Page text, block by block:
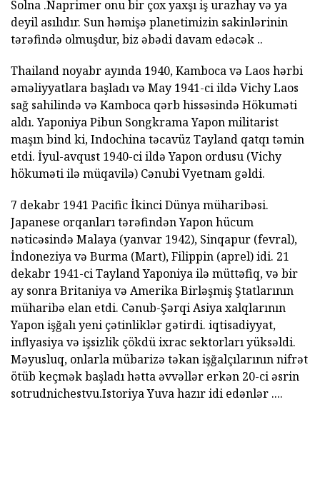
Solna .Naprimer onu bir çox yaxşı iş urazhay və ya
deyil asılıdır. Sun həmişə planetimizin sakinlərinin
tərəfində olmuşdur, biz əbədi davam edəcək ..
Thailand noyabr ayında 1940, Kamboca və Laos hərbi
əməliyyatlara başladı və May 1941-ci ildə Vichy Laos
sağ sahilində və Kamboca qərb hissəsində Hökuməti
aldı. Yaponiya Pibun Songkrama Yapon militarist
maşın bind ki, Indochina təcavüz Tayland qatqı təmin
etdi. İyul-avqust 1940-ci ildə Yapon ordusu (Vichy
hökuməti ilə müqavilə) Cənubi Vyetnam gəldi.
7 dekabr 1941 Pacific İkinci Dünya müharibəsi.
Japanese orqanları tərəfindən Yapon hücum
nəticəsində Malaya (yanvar 1942), Sinqapur (fevral),
İndoneziya və Burma (Mart), Filippin (aprel) idi. 21
dekabr 1941-ci Tayland Yaponiya ilə müttəfiq, və bir
ay sonra Britaniya və Amerika Birləşmiş Ştatlarının
müharibə elan etdi. Cənub-Şərqi Asiya xalqlarının
Yapon işğalı yeni çətinliklər gətirdi. iqtisadiyyat,
inflyasiya və işsizlik çökdü ixrac sektorları yüksəldi.
Məyusluq, onlarla mübarizə təkan işğalçılarının nifrət
ötüb keçmək başladı hətta əvvəllər erkən 20-ci əsrin
sotrudnichestvu.Istoriya Yuva hazır idi edənlər ....